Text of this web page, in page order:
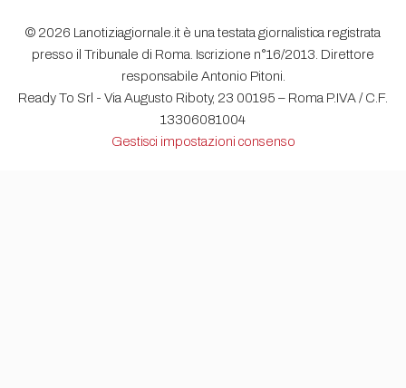
© 2026 Lanotiziagiornale.it è una testata giornalistica registrata
presso il Tribunale di Roma. Iscrizione n°16/2013. Direttore
responsabile Antonio Pitoni.
Ready To Srl - Via Augusto Riboty, 23 00195 – Roma P.IVA / C.F.
13306081004
Gestisci impostazioni consenso